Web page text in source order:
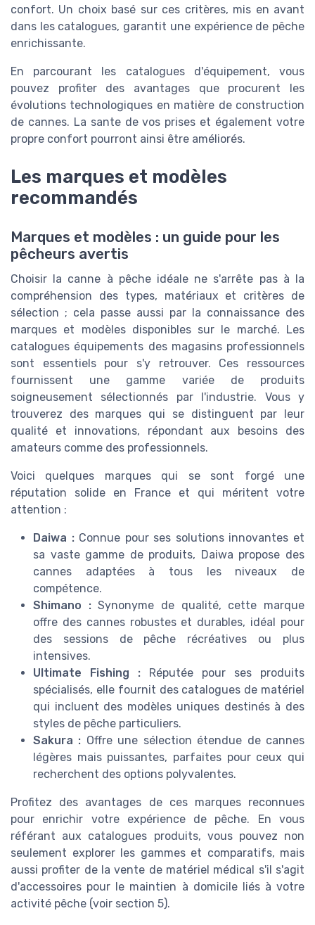
confort. Un choix basé sur ces critères, mis en avant
dans les catalogues, garantit une expérience de pêche
enrichissante.
En parcourant les catalogues d'équipement, vous
pouvez profiter des avantages que procurent les
évolutions technologiques en matière de construction
de cannes. La sante de vos prises et également votre
propre confort pourront ainsi être améliorés.
Les marques et modèles
recommandés
Marques et modèles : un guide pour les
pêcheurs avertis
Choisir la canne à pêche idéale ne s'arrête pas à la
compréhension des types, matériaux et critères de
sélection ; cela passe aussi par la connaissance des
marques et modèles disponibles sur le marché. Les
catalogues équipements des magasins professionnels
sont essentiels pour s'y retrouver. Ces ressources
fournissent une gamme variée de produits
soigneusement sélectionnés par l'industrie. Vous y
trouverez des marques qui se distinguent par leur
qualité et innovations, répondant aux besoins des
amateurs comme des professionnels.
Voici quelques marques qui se sont forgé une
réputation solide en France et qui méritent votre
attention :
Daiwa :Connue pour ses solutions innovantes et
sa vaste gamme de produits, Daiwa propose des
cannes adaptées à tous les niveaux de
compétence.
Shimano :Synonyme de qualité, cette marque
offre des cannes robustes et durables, idéal pour
des sessions de pêche récréatives ou plus
intensives.
Ultimate Fishing : Réputée pour ses produits
spécialisés, elle fournit des catalogues de matériel
qui incluent des modèles uniques destinés à des
styles de pêche particuliers.
Sakura : Offre une sélection étendue de cannes
légères mais puissantes, parfaites pour ceux qui
recherchent des options polyvalentes.
Profitez des avantages de ces marques reconnues
pour enrichir votre expérience de pêche. En vous
référant aux catalogues produits, vous pouvez non
seulement explorer les gammes et comparatifs, mais
aussi profiter de la vente de matériel médical s'il s'agit
d'accessoires pour le maintien à domicile liés à votre
activité pêche (voir section 5).